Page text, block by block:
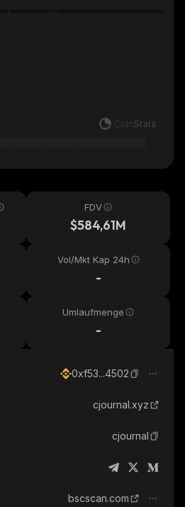
FDV
$584,61M
Vol/Mkt Kap 24h
-
Umlaufmenge
-
0xf53...4502
cjournal.xyz
cjournal
bscscan.com